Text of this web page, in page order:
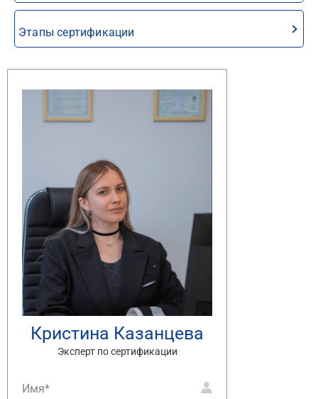
Этапы сертификации
Кристина Казанцева
Эксперт по сертификации